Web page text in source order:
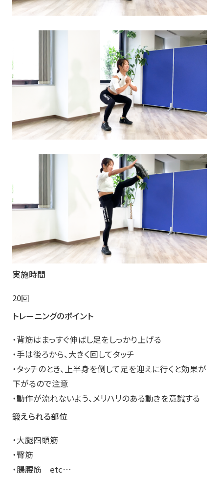
実施時間
20回
トレーニングのポイント
・背筋はまっすぐ伸ばし足をしっかり上げる
・手は後ろから、大きく回してタッチ
・タッチのとき、上半身を倒して足を迎えに行くと効果が
下がるので注意
・動作が流れないよう、メリハリのある動きを意識する
鍛えられる部位
・大腿四頭筋
・臀筋
・腸腰筋 etc…